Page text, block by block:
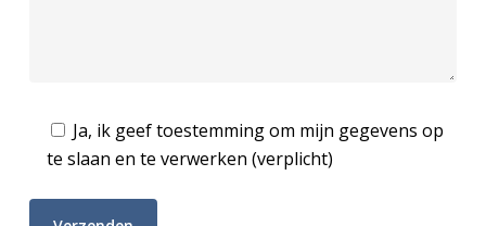
Ja, ik geef toestemming om mijn gegevens op
te slaan en te verwerken (verplicht)